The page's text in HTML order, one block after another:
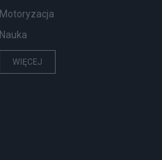
Motoryzacja
Nauka
WIĘCEJ